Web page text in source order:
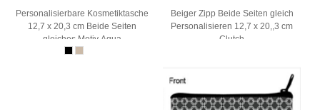
Personalisierbare Kosmetiktasche
12,7 x 20,3 cm Beide Seiten
gleiches Motiv Aqua
Beiger Zipp Beide Seiten gleich
Personalisieren 12,7 x 20,,3 cm
Clutch